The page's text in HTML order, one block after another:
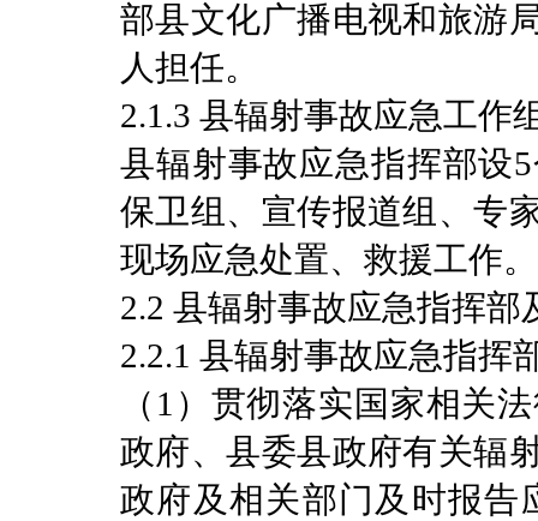
部县文化广播电视和旅游
人担任。
2.1.3 县辐射事故应急工作
县辐射事故应急指挥部设
保卫组、宣传报道组、专
现场应急处置、救援工作。
2.2 县辐射事故应急指挥部
2.2.1 县辐射事故应急指挥
（1）贯彻落实国家相关
政府、县委县政府有关辐
政府及相关部门及时报告